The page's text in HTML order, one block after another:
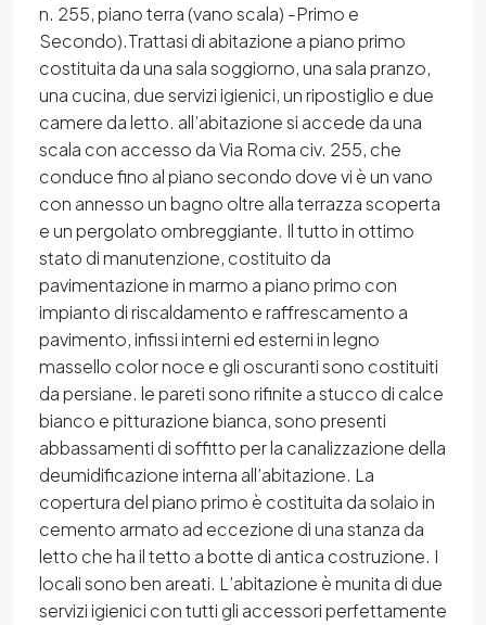
n. 255, piano terra (vano scala) -Primo e
Secondo).Trattasi di abitazione a piano primo
costituita da una sala soggiorno, una sala pranzo,
una cucina, due servizi igienici, un ripostiglio e due
camere da letto. all’abitazione si accede da una
scala con accesso da Via Roma civ. 255, che
conduce fino al piano secondo dove vi è un vano
con annesso un bagno oltre alla terrazza scoperta
e un pergolato ombreggiante. Il tutto in ottimo
stato di manutenzione, costituito da
pavimentazione in marmo a piano primo con
impianto di riscaldamento e raffrescamento a
pavimento, infissi interni ed esterni in legno
massello color noce e gli oscuranti sono costituiti
da persiane. le pareti sono rifinite a stucco di calce
bianco e pitturazione bianca, sono presenti
abbassamenti di soffitto per la canalizzazione della
deumidificazione interna all’abitazione. La
copertura del piano primo è costituita da solaio in
cemento armato ad eccezione di una stanza da
letto che ha il tetto a botte di antica costruzione. I
locali sono ben areati. L’abitazione è munita di due
servizi igienici con tutti gli accessori perfettamente